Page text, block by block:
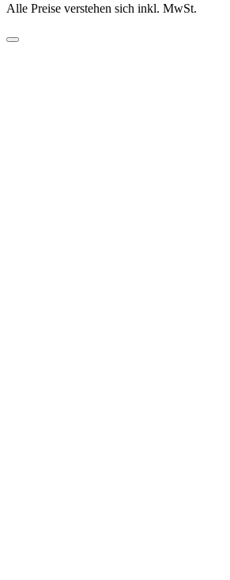
Alle Preise verstehen sich inkl. MwSt.